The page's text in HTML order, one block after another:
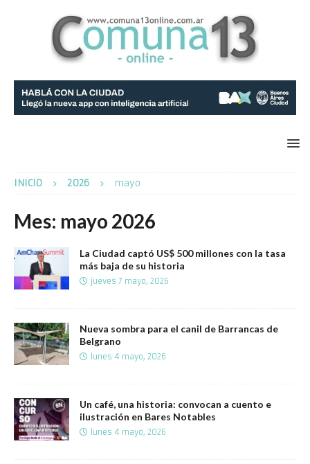
INICIO 2026 mayo
Mes: mayo 2026
La Ciudad captó US$ 500 millones con la tasa
más baja de su historia
jueves 7 mayo, 2026
Nueva sombra para el canil de Barrancas de
Belgrano
lunes 4 mayo, 2026
Un café, una historia: convocan a cuento e
ilustración en Bares Notables
lunes 4 mayo, 2026